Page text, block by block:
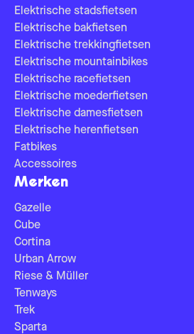
Elektrische stadsfietsen
Elektrische bakfietsen
Elektrische trekkingfietsen
Elektrische mountainbikes
Elektrische racefietsen
Elektrische moederfietsen
Elektrische damesfietsen
Elektrische herenfietsen
Fatbikes
Accessoires
Merken
Gazelle
Cube
Cortina
Urban Arrow
Riese & Müller
Tenways
Trek
Sparta